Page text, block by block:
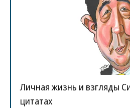
Личная жизнь и взгляды
цитатах